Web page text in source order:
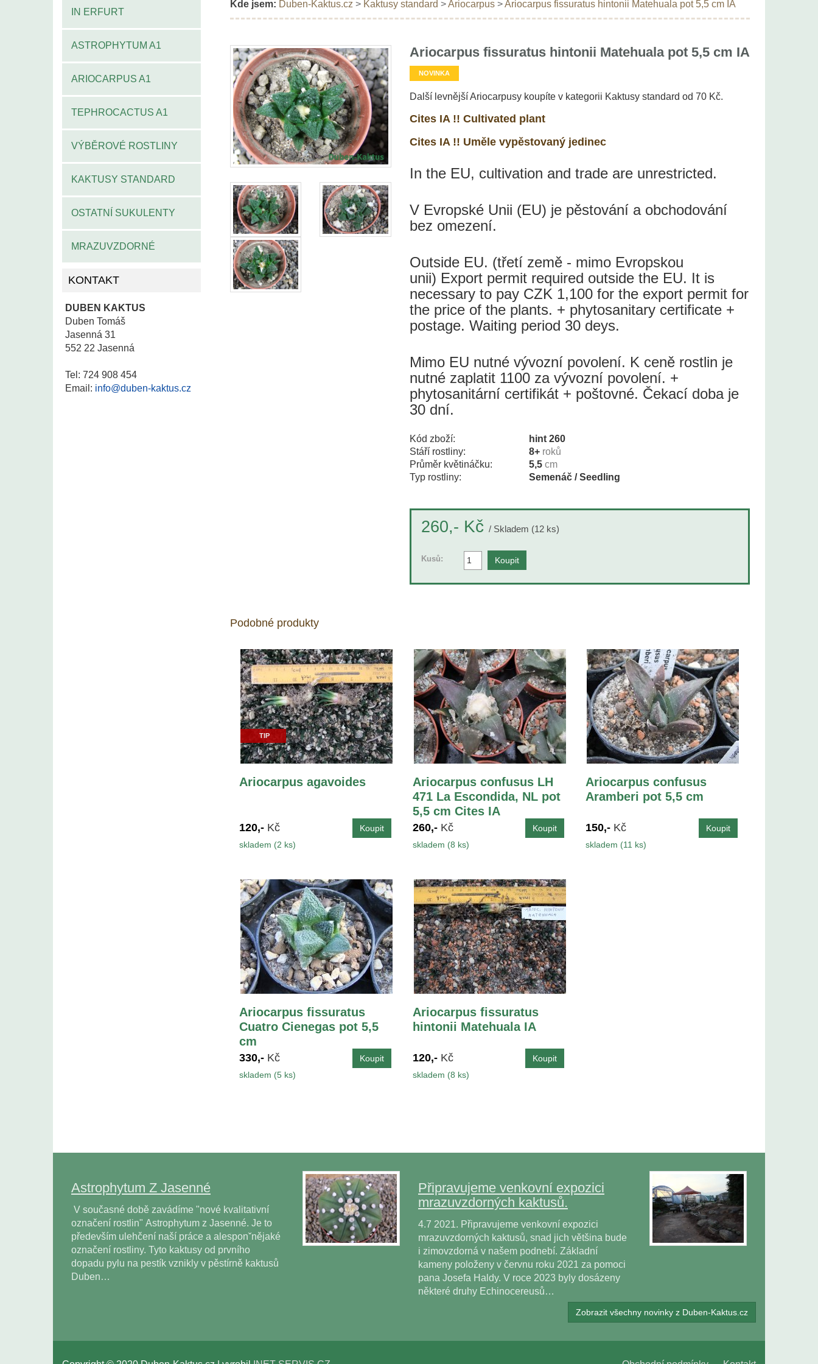
IN ERFURT
ASTROPHYTUM A1
ARIOCARPUS A1
TEPHROCACTUS A1
VÝBĚROVÉ ROSTLINY
KAKTUSY STANDARD
OSTATNÍ SUKULENTY
MRAZUVZDORNÉ
KONTAKT
DUBEN KAKTUS
Duben Tomáš
Jasenná 31
552 22 Jasenná
Tel: 724 908 454
Email: info@duben-kaktus.cz
Kde jsem: Duben-Kaktus.cz > Kaktusy standard >Ariocarpus>Ariocarpus fissuratus hintonii Matehuala pot 5,5 cm IA
Ariocarpus fissuratus hintonii Matehuala pot 5,5 cm IA
NOVINKA
Další levnější Ariocarpusy koupíte v kategorii Kaktusy standard od 70 Kč.
Cites IA !! Cultivated plant
Cites IA !! Uměle vypěstovaný jedinec
In the EU, cultivation and trade are unrestricted.
V Evropské Unii (EU) je pěstování a obchodování
bez omezení.
Outside EU. (třetí země - mimo Evropskou
unii) Export permit required outside the EU. It is
necessary to pay CZK 1,100 for the export permit for
the price of the plants. + phytosanitary certificate +
postage. Waiting period 30 deys.
Mimo EU nutné vývozní povolení. K ceně rostlin je
nutné zaplatit 1100 za vývozní povolení. +
phytosanitární certifikát + poštovné. Čekací doba je
30 dní.
Kód zboží:
hint 260
Stáří rostliny:
8+ roků
Průměr květináčku:
5,5 cm
Typ rostliny:
Semenáč / Seedling
260,- Kč / Skladem (12 ks)
Kusů:
Podobné produkty
TIP
Ariocarpus agavoides
120,- Kč
skladem (2 ks)
Ariocarpus confusus LH
471 La Escondida, NL pot
5,5 cm Cites IA
260,- Kč
skladem (8 ks)
Ariocarpus confusus
Aramberi pot 5,5 cm
150,- Kč
skladem (11 ks)
Ariocarpus fissuratus
Cuatro Cienegas pot 5,5
cm
330,- Kč
skladem (5 ks)
Ariocarpus fissuratus
hintonii Matehuala IA
120,- Kč
skladem (8 ks)
Astrophytum Z Jasenné
V současné době zavádíme "nové kvalitativní
označení rostlin" Astrophytum z Jasenné. Je to
především ulehčení naší práce a alesponˇnějaké
označení rostliny. Tyto kaktusy od prvního
dopadu pylu na pestík vznikly v pěstírně kaktusů
Duben…
Připravujeme venkovní expozici
mrazuvzdorných kaktusů.
4.7 2021. Připravujeme venkovní expozici
mrazuvzdorných kaktusů, snad jich většina bude
i zimovzdorná v našem podnebí. Základní
kameny položeny v červnu roku 2021 za pomoci
pana Josefa Haldy. V roce 2023 byly dosázeny
některé druhy Echinocereusů…
Zobrazit všechny novinky z Duben-Kaktus.cz